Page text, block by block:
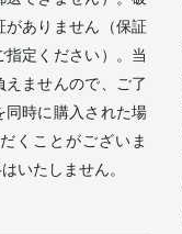
がありません（保証
定ください）。当
ませんので、ご了
同時に購入された場
くことがございま
いたしません。